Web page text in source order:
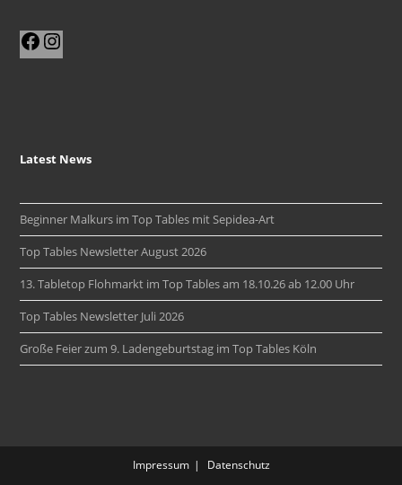
Facebook
Latest News
Beginner Malkurs im Top Tables mit Sepidea-Art
Top Tables Newsletter August 2026
13. Tabletop Flohmarkt im Top Tables am 18.10.26 ab 12.00 Uhr
Top Tables Newsletter Juli 2026
Große Feier zum 9. Ladengeburtstag im Top Tables Köln
Impressum Datenschutz